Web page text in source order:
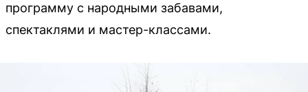
программу с народными забавами,
спектаклями и мастер-классами.